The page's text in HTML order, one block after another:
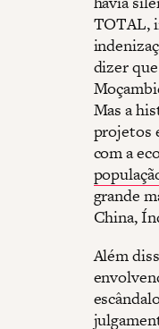
TOTAL,
dizer
Mas a
projetos
com a
grande
China,
Além